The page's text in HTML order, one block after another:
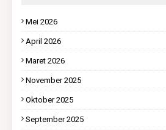
Mei 2026
April 2026
Maret 2026
November 2025
Oktober 2025
September 2025